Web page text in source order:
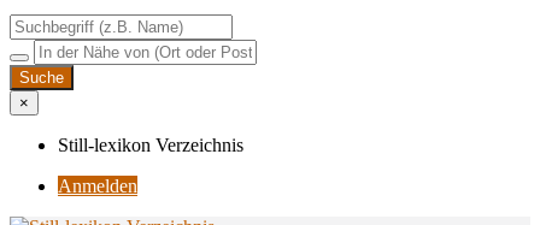
×
Still-lexikon Verzeichnis
Anmelden